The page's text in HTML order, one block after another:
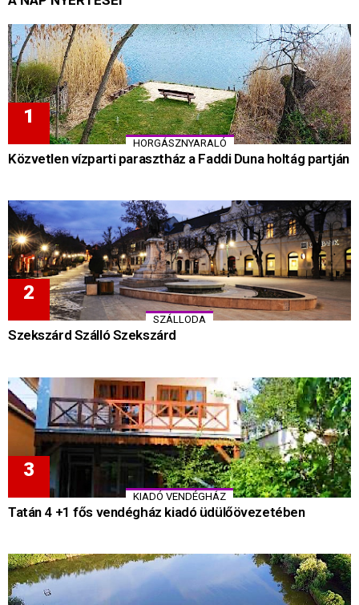
HORGÁSZNYARALÓ
Közvetlen vízparti parasztház a Faddi Duna holtág partján
SZÁLLODA
Szekszárd Szálló Szekszárd
KIADÓ VENDÉGHÁZ
Tatán 4 +1 fős vendégház kiadó üdülőövezetében